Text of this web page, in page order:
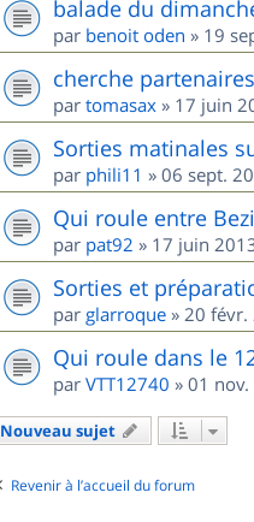
balade du
par benoit oden » 19
cherche
par tomasax » 17 juin
Sorties matinales
par phili11 » 06 sept.
Qui roule entre
par pat92 » 17 juin
Sorties et
par glarroque » 20 févr.
Qui roule dans le
par VTT12740 » 01
Nouveau sujet
Revenir à l’accueil du forum